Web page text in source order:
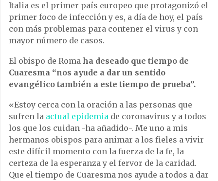
Italia es el primer país europeo que protagonizó el
primer foco de infección y es, a día de hoy, el país
con más problemas para contener el virus y con
mayor número de casos.
El obispo de Roma ha deseado que tiempo de
Cuaresma “nos ayude a dar un sentido
evangélico también a este tiempo de prueba”.
«Estoy cerca con la oración a las personas que
sufren la actual epidemia de coronavirus y a todos
los que los cuidan -ha añadido-. Me uno a mis
hermanos obispos para animar a los fieles a vivir
este difícil momento con la fuerza de la fe, la
certeza de la esperanza y el fervor de la caridad.
Que el tiempo de Cuaresma nos ayude a todos a dar